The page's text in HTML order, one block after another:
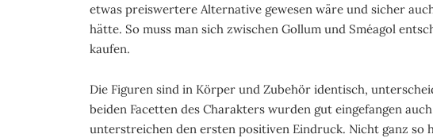
etwas preiswertere Alternative gewesen wäre und sicher
hätte. So muss man sich zwischen Gollum und Sméagol
kaufen.
Die Figuren sind in Körper und Zubehör identisch,
beiden Facetten des Charakters wurden gut eingefangen
unterstreichen den ersten positiven Eindruck. Nicht ganz so